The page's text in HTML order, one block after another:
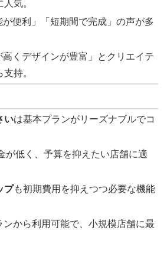
気。
が便利」「短期間で完成」の声が多
高くデザインが豊富」とクリエイテ
持。
いは基本プランがリーズナブルでコ
が低く、予算を抑えたい店舗に適
プも初期費用を抑えつつ必要な機能
ンから利用可能で、小規模店舗に最